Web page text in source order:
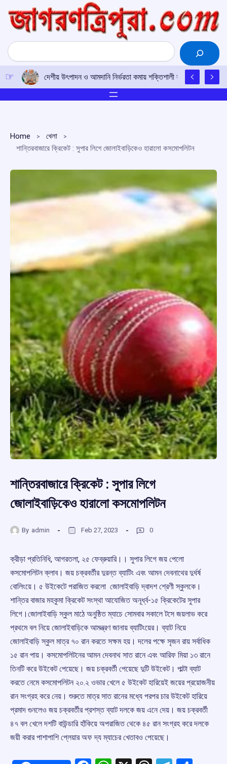
content
Search
দেশীয় উৎপাদন ও আমদানি নির্ভরতা কমায় শক্তিশালী হচ্ছে ভারতের
Home
খেলা
শান্তিরবাজারে ক্রিকেট : সুপার লিগে জোলাইবাড়িকেও হারালো কসমোপলিটন
শান্তিরবাজারে ক্রিকেট : সুপার লিগে
জোলাইবাড়িকেও হারালো কসমোপলিটন
By admin Feb 27, 2023 0
ক্রীড়া প্রতিনিধি, আগরতলা, ২৫ ফেব্রুয়ারি।। সুপার লিগে জয় পেলো
কসমোপলিটন ক্লাব। জয় চক্রবর্তীর দুরন্ত ব্যাটিং এবং আমন দেবনাথের দুর্ধর্ষ
বোলিংয়ে। ৫ উইকেটে পরাজিত করলো জোলাইবাড়ি দ্বাদশ শ্রেণী স্কুলকে।
শান্তির বাজার মহকুমা ক্রিকেট সংস্থা আযোজিত অনূর্ধ্ব-‌১৫ ক্রিকেটের সুপার
লিগে।জোলাইবাড়ি স্কুল মাঠে অনুষ্ঠিত ম্যাচে সোমবার সকালে টসে জয়লাভ করে
প্রথমে বল নিয়ে জোলাইবাড়িকে আমন্ত্রণ জানায় ব্যাটিংয়ের। ব্যাট নিয়ে
জোলাইবাড়ি স্কুল মাত্র ৭০ রান করতে সক্ষম হয়। দলের পক্ষে সৃজন রায় সর্বাধিক
১৫ রান পায়। কসমোপলিটনের আমন দেবনাথ সাত রানে এবং আরিফ মিয়া ১৩ রানে
তিনটি করে উইকেট পেয়েছে। জয় চক্রবর্তী পেয়েছে দুটি উইকেট। পাল্টা ব্যাট
করতে নেমে কসমোপলিটন ২০.২ ওভার খেলে ৫ উইকেট হারিয়েই জয়ের প্রয়োজনীয়
রান সংগ্রহ করে নেয়। শুরুতে মাত্র সাত রানের মধ্যে পরপর চার উইকেট হারিয়ে
প্রমাদ গুনলেও জয় চক্রবর্তীর প্রশস্ত ব্যাট দলকে জয় এনে দেয়। জয় চক্রবর্তী
৪৭ বল খেলে দশটি বাউন্ডারি হাঁকিয়ে অপরাজিত থেকে ৪৫ রান সংগ্রহ করে দলকে
জয়ী করার পাশাপাশি প্লেয়ার অফ দ্য ম্যাচের খেতাবও পেয়েছে।